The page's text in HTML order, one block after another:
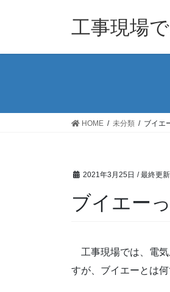
工事現場
HOME 未分類 ブイエ
2021年3月25日 / 最終更
ブイエー
工事現場では、電気
すが、ブイエーとは